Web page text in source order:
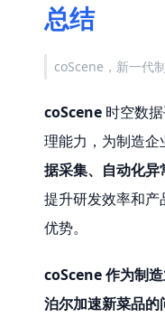
总结
coScene ，新一代
coScene 时空数
理能力，为制造企
据采集、自动化
提升研发效率和
优势。
coScene作为制
泊尔加速新菜品的